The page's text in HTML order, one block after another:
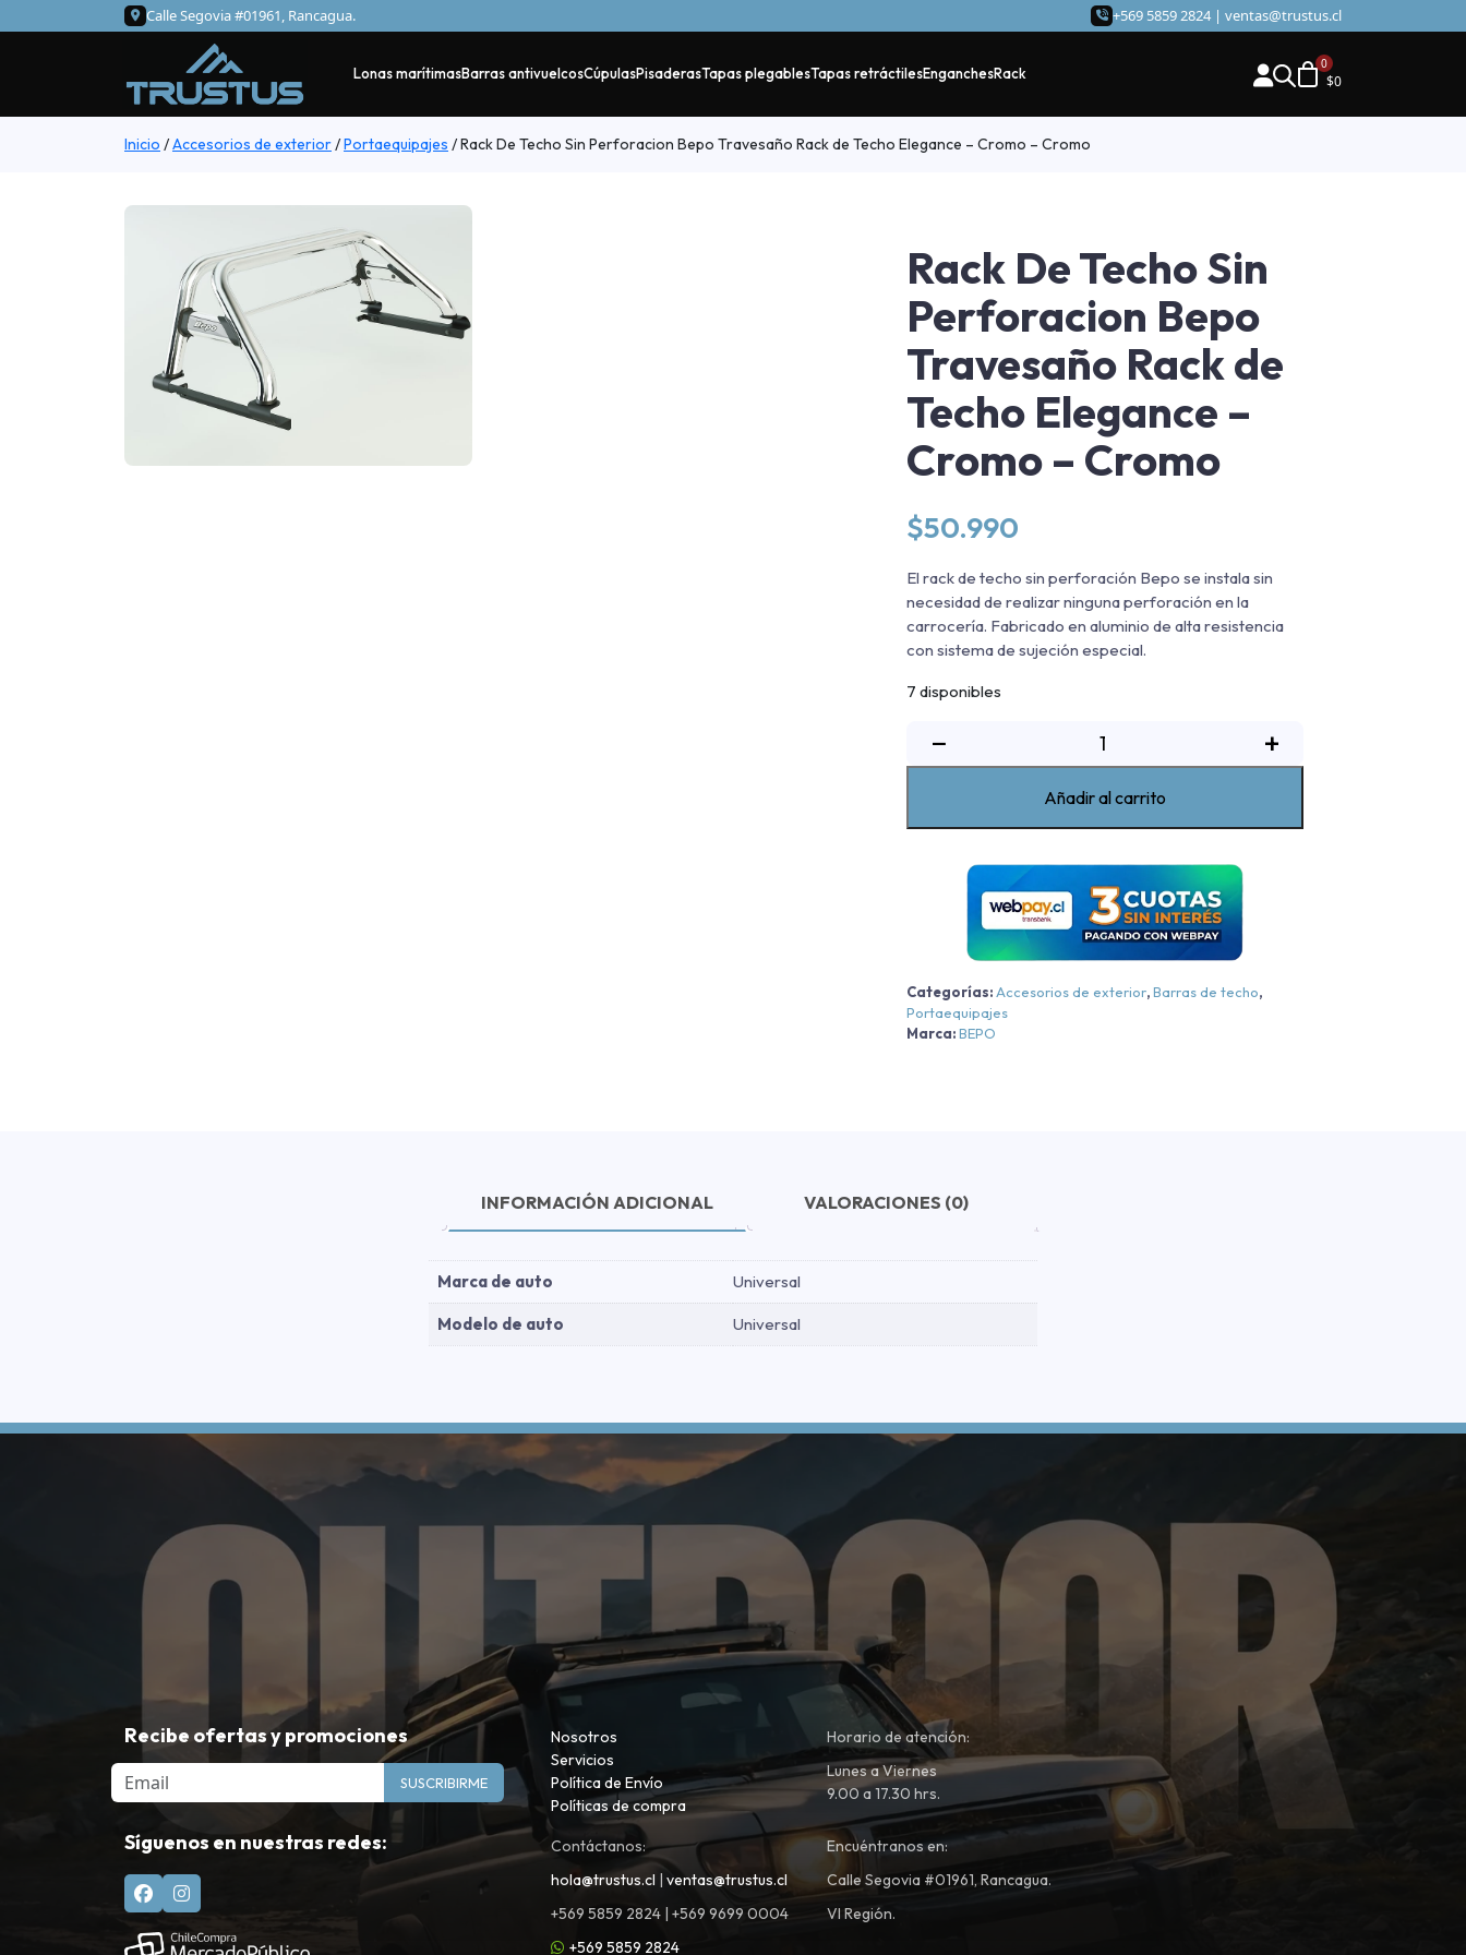
Calle Segovia #01961, Rancagua. +569 5859 2824 | ventas@trustus.cl
Lonas marítimasBarras antivuelcosCúpulasPisaderasTapas plegablesTapas retráctilesEnganchesRack $0
Inicio /Accesorios de exterior/Portaequipajes /Rack De Techo Sin Perforacion Bepo Travesaño Rack de Techo Elegance – Cromo – Cromo
Rack De Techo Sin
Perforacion Bepo
Travesaño Rack de
Techo Elegance –
Cromo – Cromo
$50.990
El rack de techo sin perforación Bepo se instala sin
necesidad de realizar ninguna perforación en la
carrocería. Fabricado en aluminio de alta resistencia
con sistema de sujeción especial.
7 disponibles
−
Bepo
Travesaño
Rack
de
Elegance
-
+
Añadir al carrito
Categorías: Accesorios de exterior,Barras de techo,
Portaequipajes
Marca:BEPO
INFORMACIÓN ADICIONAL VALORACIONES (0)
Marca de auto Universal
Modelo de auto Universal
Recibe ofertas y promociones
Email SUSCRIBIRME
Síguenos en nuestras redes:
Nosotros
Servicios
Política de Envío
Políticas de compra
Horario de atención:
Lunes a Viernes
9.00 a 17.30 hrs.
Contáctanos:
hola@trustus.cl
ventas@trustus.cl
+569 5859 2824 | +569 9699 0004
+569 5859 2824
Encuéntranos en:
Calle Segovia #01961, Rancagua.
VI Región.